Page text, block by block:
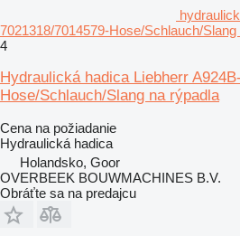
7021318/7014579-Hose/Schlauch/
4
Hydraulická hadica Liebherr
Hose/Schlauch/Slang na rýpadla
Cena na požiadanie
Hydraulická hadica
Holandsko, Goor
OVERBEEK BOUWMACHINES B.V.
Obráťte sa na predajcu